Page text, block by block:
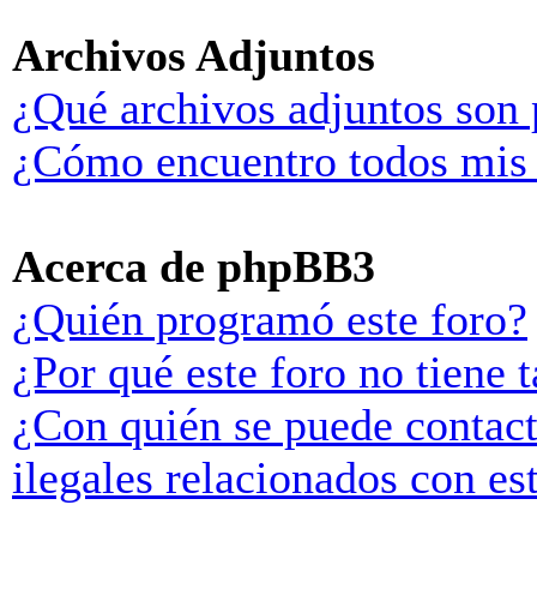
Archivos Adjuntos
¿Qué archivos adjuntos
¿Cómo encuentro todos
Acerca de phpBB3
¿Quién programó este foro?
¿Por qué este foro no tiene
¿Con quién se puede
ilegales relacionados con